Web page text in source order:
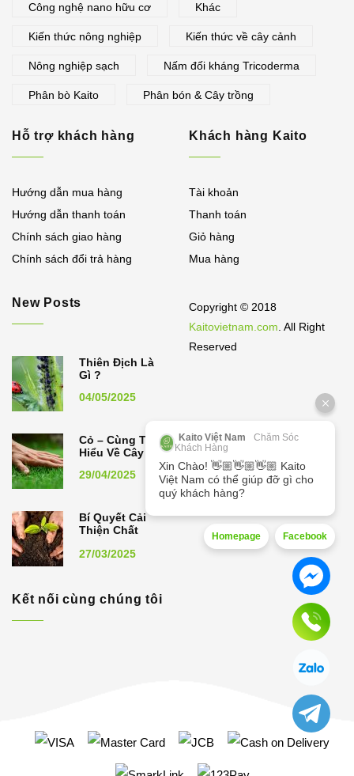
Công nghệ nano hữu cơ Khác
Kiến thức nông nghiệp Kiến thức về cây cảnh
Nông nghiệp sạch Nấm đối kháng Tricoderma
Phân bò Kaito Phân bón & Cây trồng
Hỗ trợ khách hàng
Hướng dẫn mua hàng
Hướng dẫn thanh toán
Chính sách giao hàng
Chính sách đổi trả hàng
New Posts
Thiên Địch Là
Gì ?
04/05/2025
Cỏ – Cùng Tìm
Hiểu Về Cây Cỏ
29/04/2025
Bí Quyết Cải
Thiện Chất
Nâng Cao Năng
27/03/2025
Khách hàng Kaito
Tài khoản
Thanh toán
Giỏ hàng
Mua hàng
Copyright © 2018
Kaitovietnam.com . All Right
Reserved
Kết nối cùng chúng tôi
Kaito Việt Nam
Chăm Sóc
Khách Hàng
Xin Chào! 👋🏼👋🏼👋🏼 Kaito
Việt Nam có thể giúp đỡ gì cho
quý khách hàng?
Homepage Facebook